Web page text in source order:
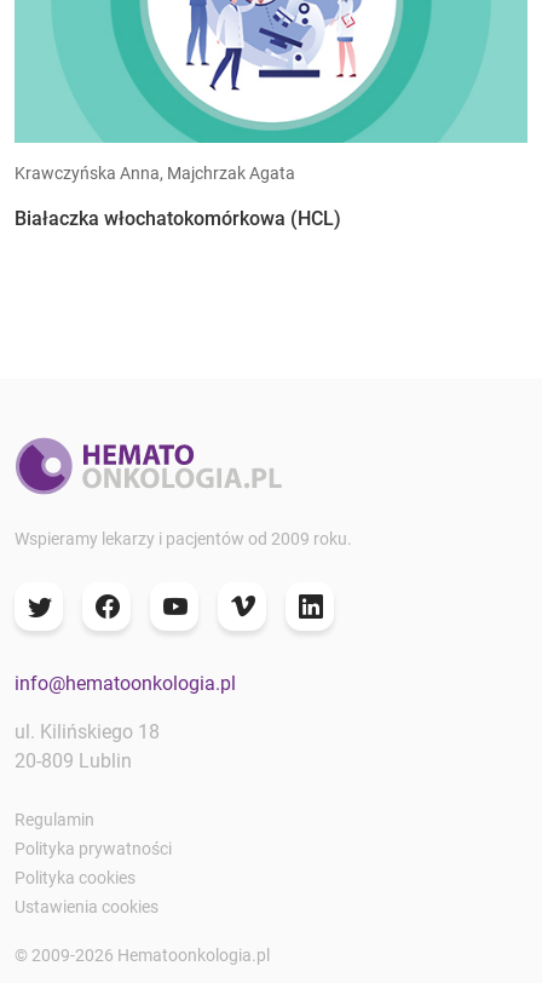
Krawczyńska Anna, Majchrzak Agata
Białaczka włochatokomórkowa (HCL)
Wspieramy lekarzy i pacjentów od 2009 roku.
info@hematoonkologia.pl
ul. Kilińskiego 18
20-809 Lublin
Regulamin
Polityka prywatności
Polityka cookies
Ustawienia cookies
© 2009-2026 Hematoonkologia.pl